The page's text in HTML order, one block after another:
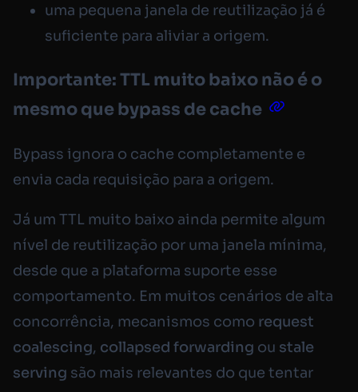
uma pequena janela de reutilização já é
suficiente para aliviar a origem.
Importante: TTL muito baixo não é o
mesmo que bypass de cache
Bypass ignora o cache completamente e
envia cada requisição para a origem.
Já um TTL muito baixo ainda permite algum
nível de reutilização por uma janela mínima,
desde que a plataforma suporte esse
comportamento. Em muitos cenários de alta
concorrência, mecanismos como request
coalescing, collapsed forwarding ou stale
serving são mais relevantes do que tentar